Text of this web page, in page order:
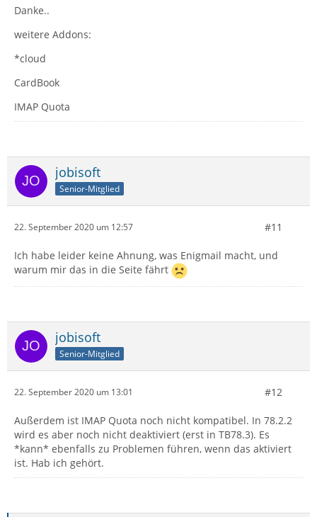
Danke..
weitere Addons:
*cloud
CardBook
IMAP Quota
jobisoft
Senior-Mitglied
22. September 2020 um 12:57 #11
Ich habe leider keine Ahnung, was Enigmail macht, und
warum mir das in die Seite fährt
jobisoft
Senior-Mitglied
22. September 2020 um 13:01 #12
Außerdem ist IMAP Quota noch nicht kompatibel. In 78.2.2
wird es aber noch nicht deaktiviert (erst in TB78.3). Es
*kann* ebenfalls zu Problemen führen, wenn das aktiviert
ist. Hab ich gehört.